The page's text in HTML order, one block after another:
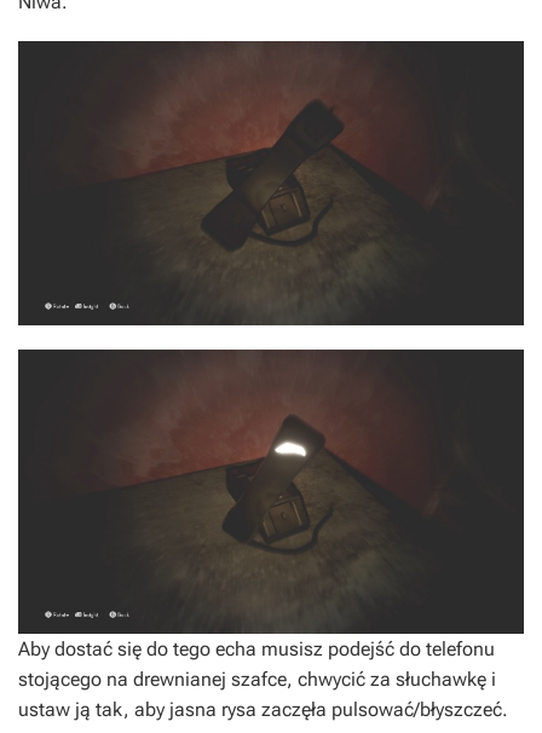
Aby dostać się do tego echa musisz podejść do telefonu
stojącego na drewnianej szafce, chwycić za słuchawkę i
ustaw ją tak, aby jasna rysa zaczęła pulsować/błyszczeć.